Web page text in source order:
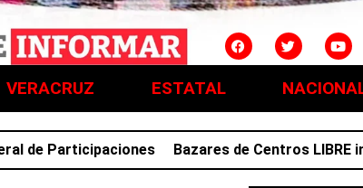
VERACRUZ ESTATAL
Participaciones Bazares de Centros LIBRE